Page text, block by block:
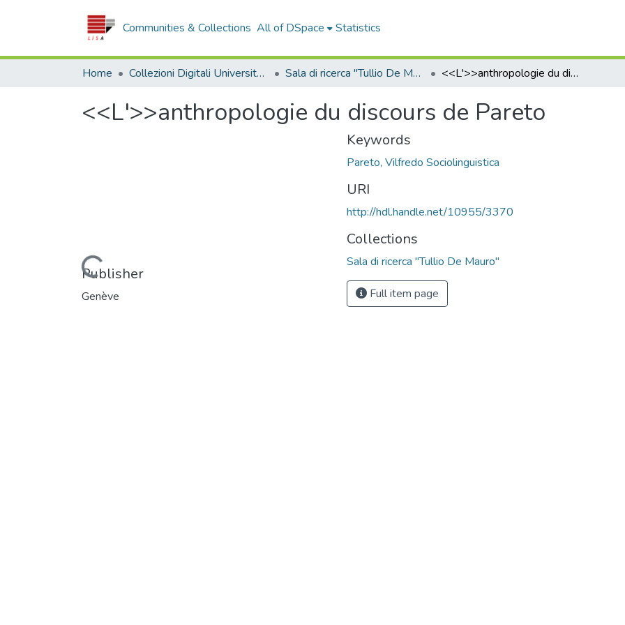
Communities & Collections All of DSpace Statistics
Home Collezioni Digitali Università della Calabria Sala di ricerca "Tullio De Mauro" <<L'>>anthropologie du discours de Pareto
<<L'>>anthropologie du discours de Pareto
Loading...
Publisher
Genève
Keywords
Pareto, Vilfredo Sociolinguistica
URI
http://hdl.handle.net/10955/3370
Collections
Sala di ricerca "Tullio De Mauro"
Full item page